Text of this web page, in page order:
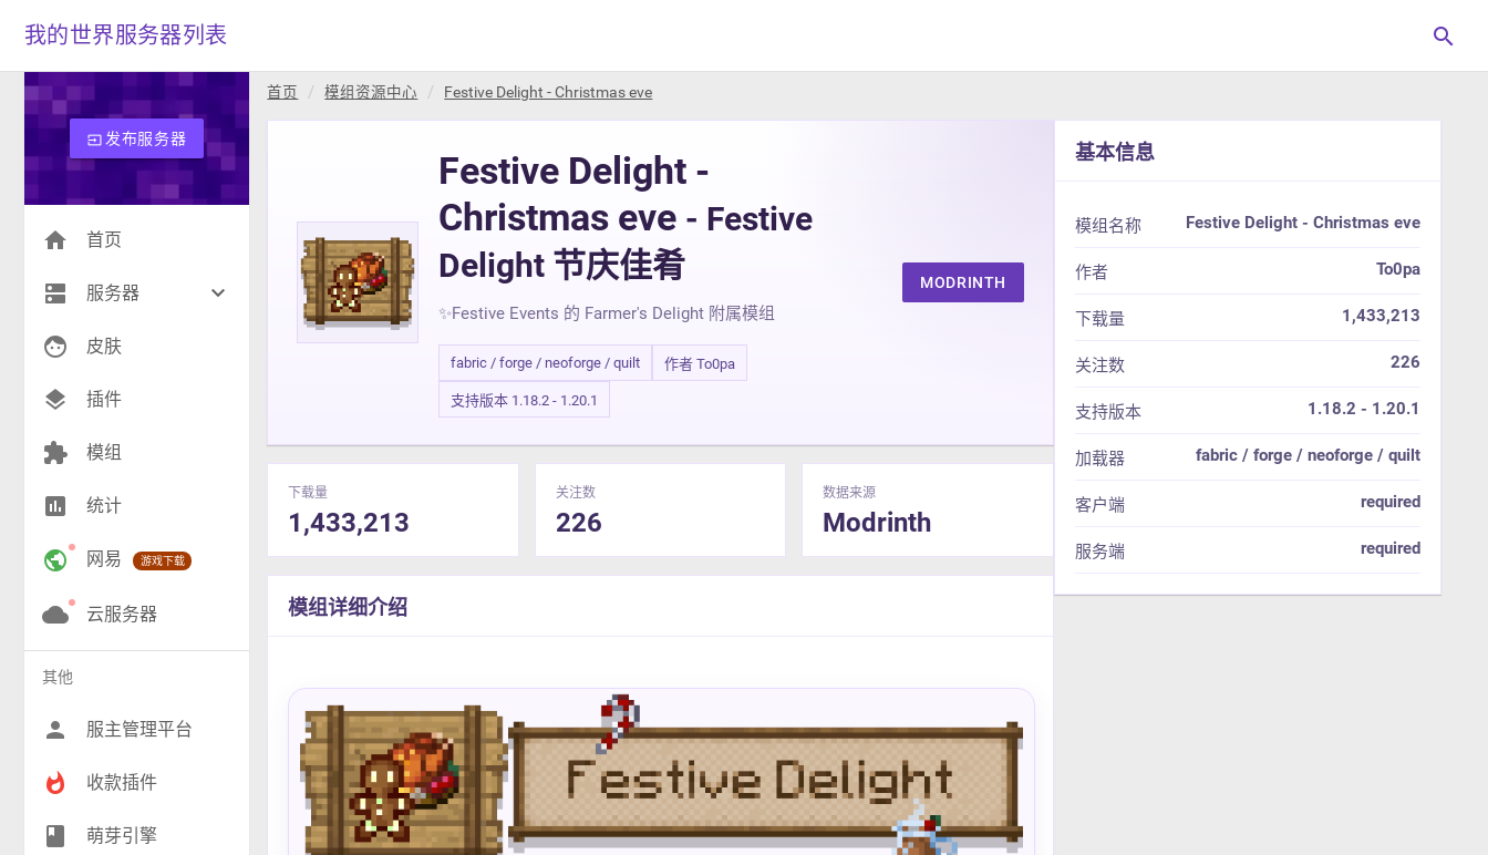
我的世界服务器列表 search
input发布服务器
home 首页
dns 服务器 keyboard_arrow_down
生存(269)
创造(9)
RPG(195)
小游戏(16)
神奇宝贝(27)
工业(10)
face 皮肤
layers 插件
extension 模组
insert_chart 统计
public 网易 游戏下载
cloud 云服务器
其他
person 服主管理平台
whatshot 收款插件
class 萌芽引擎
首页 模组资源中心 Festive Delight - Christmas eve
Festive Delight -
Christmas eve - Festive
Delight 节庆佳肴
✨Festive Events 的 Farmer's Delight 附属模组
fabric / forge / neoforge / quilt 作者 To0pa
支持版本 1.18.2 - 1.20.1
MODRINTH
下载量
1,433,213
关注数
226
数据来源
Modrinth
模组详细介绍
基本信息
模组名称 Festive Delight - Christmas eve
作者 To0pa
下载量 1,433,213
关注数 226
支持版本 1.18.2 - 1.20.1
加载器 fabric / forge / neoforge / quilt
客户端 required
服务端 required